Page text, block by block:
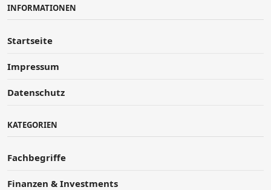
INFORMATIONEN
Startseite
Impressum
Datenschutz
KATEGORIEN
Fachbegriffe
Finanzen & Investments